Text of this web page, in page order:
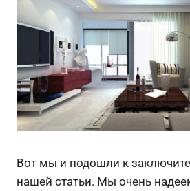
Вот мы и подошли к
нашей статьи. Мы очень